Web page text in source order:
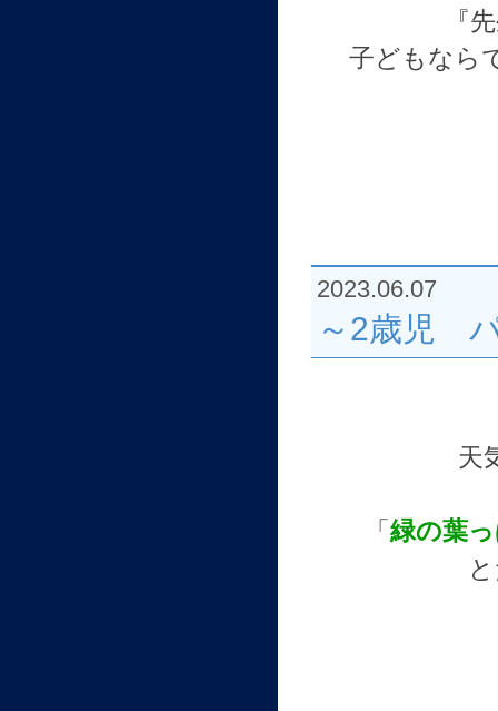
『
子どもなら
2023.06.07
～2歳児
天
「緑の葉